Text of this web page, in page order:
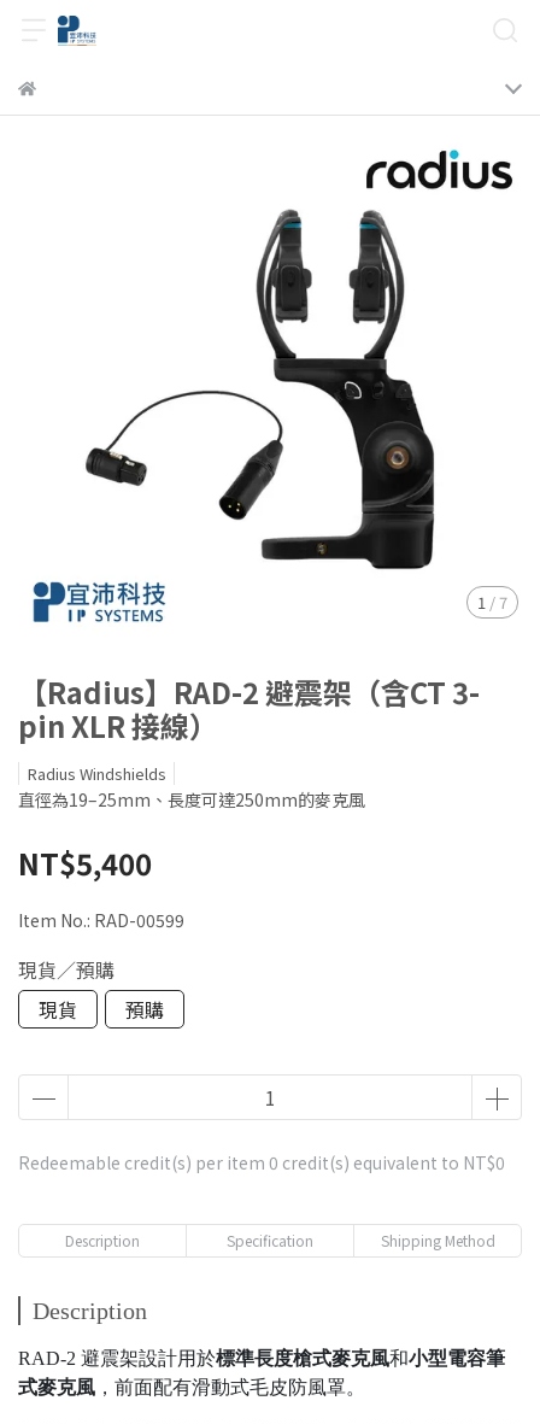
1 /7
【Radius】RAD-2 避震架（含CT 3-
pin XLR 接線）
Radius Windshields
直徑為19–25mm、長度可達250mm的麥克風
NT$5,400
Item No.: RAD-00599
現貨／預購
現貨
預購
Redeemable credit(s) per item 0 credit(s) equivalent to NT$0
Description Specification Shipping Method
Description
RAD-2 避震架設計用於標準長度槍式麥克風和小型電容筆
式麥克風 ，前面配有滑動式毛皮防風罩。